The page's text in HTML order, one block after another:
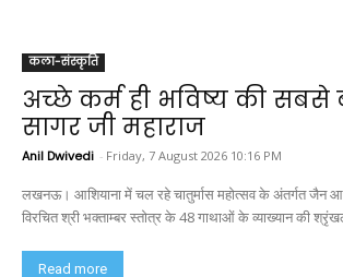
कला-संस्कृति
अच्छे कर्म ही भविष्य की सबसे
सागर जी महाराज
Anil Dwivedi - Friday, 7 August 2026 10:16 PM
लखनऊ। आशियाना में चल रहे चातुर्मास महोत्सव के अंतर्गत जैन
विरचित श्री भक्ताम्बर स्तोत्र के 48 गाथाओं के व्याख्यान की
Read more